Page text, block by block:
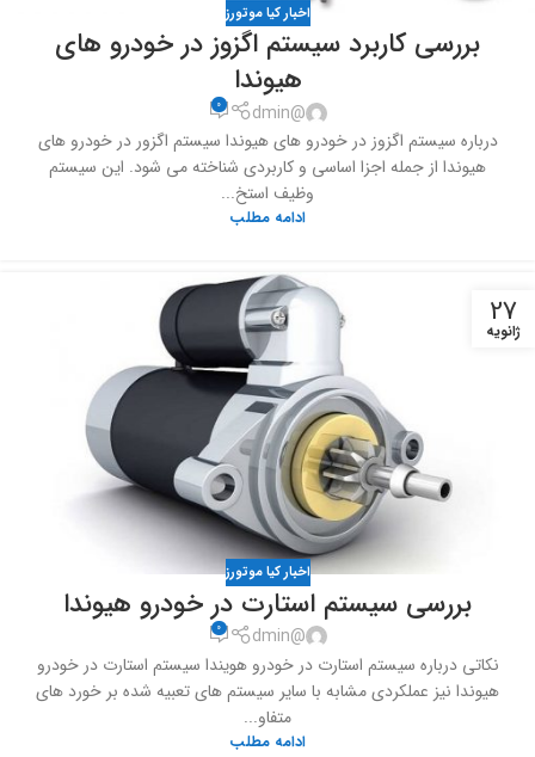
اخبار کیا موتورز
بررسی کاربرد سیستم اگزوز در خودرو های
هیوندا
@dmin
0
درباره سیستم اگزوز در خودرو های هیوندا سیستم اگزور در خودرو های
هیوندا از جمله اجزا اساسی و کاربردی شناخته می شود. این سیستم
وظیف استخ...
ادامه مطلب
27
ژانویه
اخبار کیا موتورز
بررسی سیستم استارت در خودرو هیوندا
@dmin
0
نکاتی درباره سیستم استارت در خودرو هویندا سیستم استارت در خودرو
هیوندا نیز عملکردی مشابه با سایر سیستم های تعبیه شده بر خورد های
متفاو...
ادامه مطلب